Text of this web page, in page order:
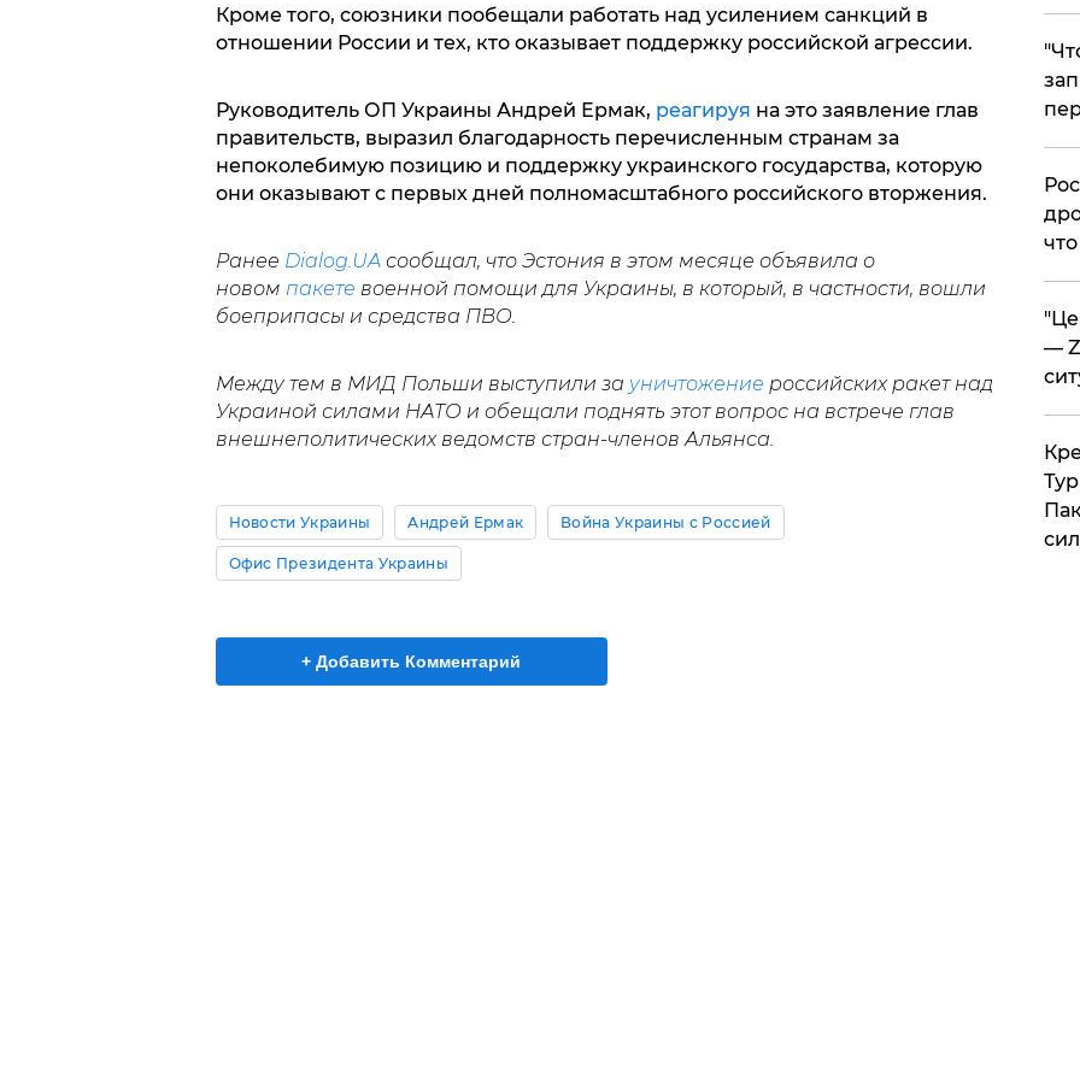
Кроме того, союзники пообещали работать над усилением санкций в
отношении России и тех, кто оказывает поддержку российской агрессии.
Руководитель ОП Украины Андрей Ермак, реагируя на это заявление глав
правительств, выразил благодарность перечисленным странам за
непоколебимую позицию и поддержку украинского государства, которую
они оказывают с первых дней полномасштабного российского вторжения.
Ранее Dialog.UAсообщал, что Эстония в этом месяце объявила о
новом пакете военной помощи для Украины, в который, в частности, вошли
боеприпасы и средства ПВО.
Между тем в МИД Польши выступили за уничтожение российских ракет над
Украиной силами НАТО и обещали поднять этот вопрос на встрече глав
внешнеполитических ведомств стран-членов Альянса.
Новости Украины Андрей Ермак Война Украины с Россией
Офис Президента Украины
+ Добавить Комментарий
—